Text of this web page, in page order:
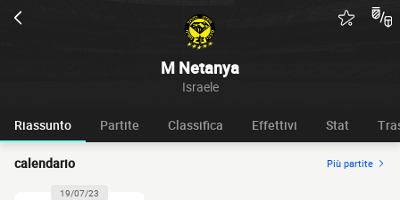
M Netanya
Israele
Riassunto Partite Classifica Effettivi Stat
calendario Più partite
19/07/23